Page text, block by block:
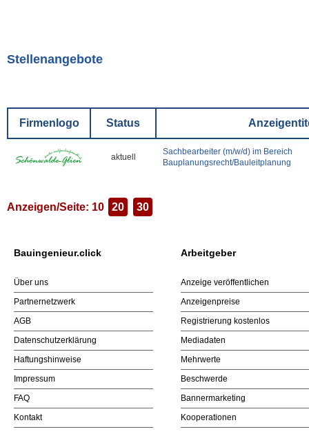
Stellenangebote
Firmenlogo Status
aktuell
Sachbearbeiter (m/w/d) im Bereich
Bauplanungsrecht/Bauleitplanung
Anzeigen/Seite: 10 20 30
Bauingenieur.click Arbeitgeber
Über uns
Partnernetzwerk
AGB
Datenschutzerklärung
Haftungshinweise
Impressum
FAQ
Kontakt
Anzeige veröffentlichen
Anzeigenpreise
Registrierung kostenlos
Mediadaten
Mehrwerte
Beschwerde
Bannermarketing
Kooperationen